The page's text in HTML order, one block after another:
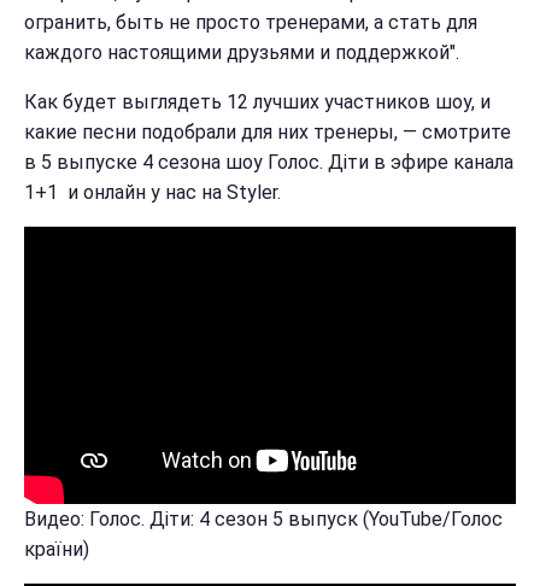
огранить, быть не просто тренерами, а стать для
каждого настоящими друзьями и поддержкой".
Как будет выглядеть 12 лучших участников шоу, и
какие песни подобрали для них тренеры, — смотрите
в 5 выпуске 4 сезона шоу Голос. Діти в эфире канала
1+1 и онлайн у нас на Styler.
Видео: Голос. Діти: 4 сезон 5 выпуск (YouTube/Голос
країни)